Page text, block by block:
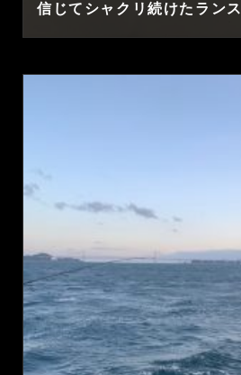
信じてシャクリ続けたランス